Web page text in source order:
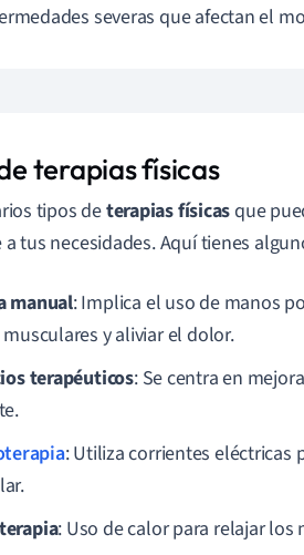
severas que afectan el
terapias físicas
tipos deterapias físicasque
a tus necesidades. Aquí tienes
manual: Implica el uso de manos
y aliviar el dolor.
terapéuticos: Se centra en
: Utiliza corrientes eléctricas
: Uso de calor para relajar